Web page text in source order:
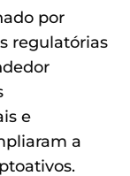
por
regulatórias
e
a